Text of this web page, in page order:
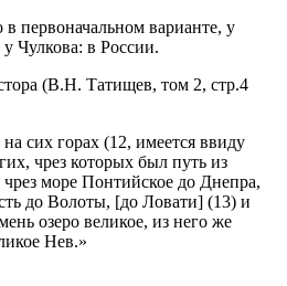
первоначальном варианте, у
Чулкова: в России.
(В.Н. Татищев, том 2, стр.4
сих горах (12, имеется ввиду
чрез которых был путь из
чрез море Понтийское до Днепра,
до Волоты, [до Ловати] (13) и
озеро великое, из него же
Нев.»